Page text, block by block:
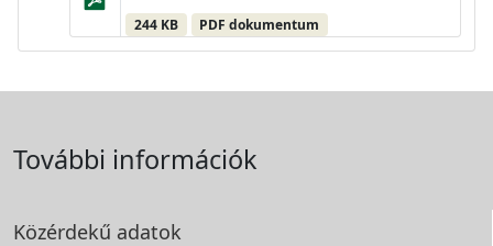
244 KB PDF dokumentum
További információk
Közérdekű adatok